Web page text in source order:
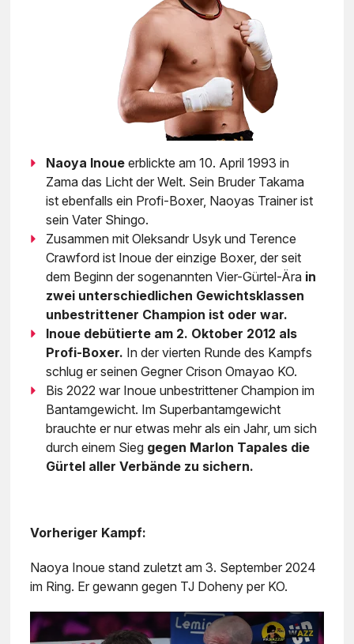
Naoya Inoue erblickte am 10. April 1993 in
Zama das Licht der Welt. Sein Bruder Takama
ist ebenfalls ein Profi-Boxer, Naoyas Trainer ist
sein Vater Shingo.
Zusammen mit Oleksandr Usyk und Terence
Crawford ist Inoue der einzige Boxer, der seit
dem Beginn der sogenannten Vier-Gürtel-Ära in
zwei unterschiedlichen Gewichtsklassen
unbestrittener Champion ist oder war.
Inoue debütierte am 2. Oktober 2012 als
Profi-Boxer. In der vierten Runde des Kampfs
schlug er seinen Gegner Crison Omayao KO.
Bis 2022 war Inoue unbestrittener Champion im
Bantamgewicht. Im Superbantamgewicht
brauchte er nur etwas mehr als ein Jahr, um sich
durch einem Sieg gegen Marlon Tapales die
Gürtel aller Verbände zu sichern.
Vorheriger Kampf:
Naoya Inoue stand zuletzt am 3. September 2024
im Ring. Er gewann gegen TJ Doheny per KO.